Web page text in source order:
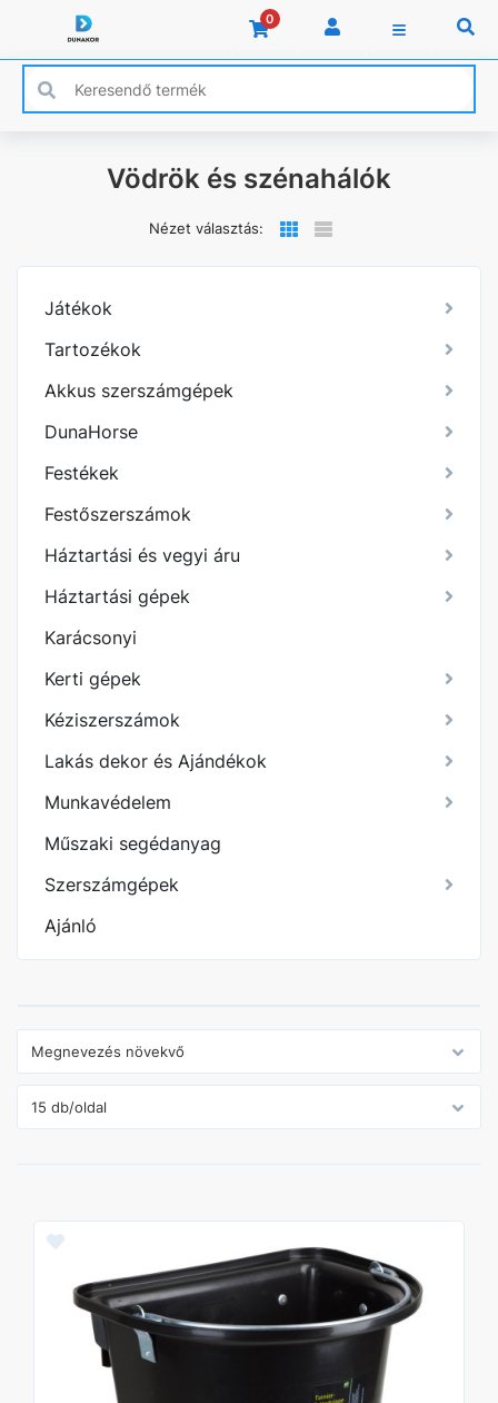
0
Vödrök és szénahálók
Nézet választás:
Játékok
Tartozékok
Akkus szerszámgépek
DunaHorse
Festékek
Festőszerszámok
Háztartási és vegyi áru
Háztartási gépek
Karácsonyi
Kerti gépek
Kéziszerszámok
Lakás dekor és Ajándékok
Munkavédelem
Műszaki segédanyag
Szerszámgépek
Ajánló